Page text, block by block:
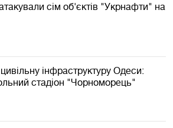
сім об'єктів "Укрнафти" на
інфраструктуру Одеси:
стадіон "Чорноморець"